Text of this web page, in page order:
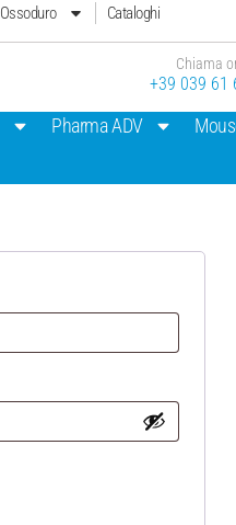
Ossoduro Cataloghi
Chiama
+39 039 61
Pharma ADV